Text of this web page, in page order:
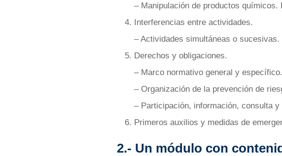
– Manipulación de productos químicos.
Interferencias entre actividades.
– Actividades simultáneas o sucesivas.
Derechos y obligaciones.
– Marco normativo general y específico.
– Organización de la prevención de
– Participación, información, consulta y
Primeros auxilios y medidas de
2.- Un módulo con